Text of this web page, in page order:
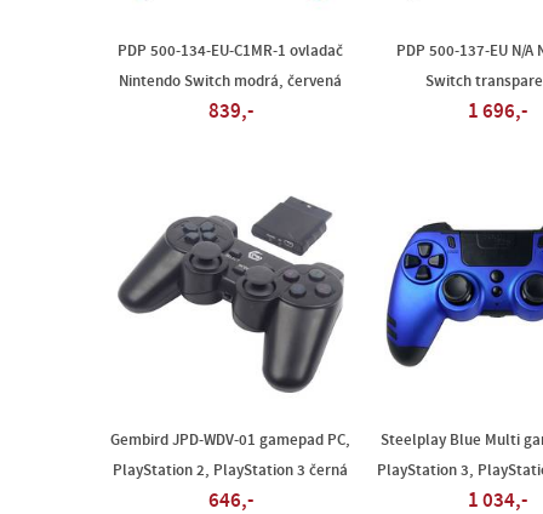
PDP 500-134-EU-C1MR-1 ovladač
Nintendo Switch modrá, červená
839,-
PDP 500-137-EU N/A
Switch
1 696,-
Gembird JPD-WDV-01 gamepad PC,
PlayStation 2, PlayStation 3 černá
646,-
Steelplay Blue Multi
PlayStation 3,
1 034,-